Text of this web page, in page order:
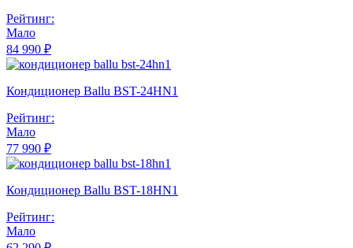
Рейтинг:
Мало
84 990 ₽
Кондиционер Ballu BST-24HN1
Рейтинг:
Мало
77 990 ₽
Кондиционер Ballu BST-18HN1
Рейтинг:
Мало